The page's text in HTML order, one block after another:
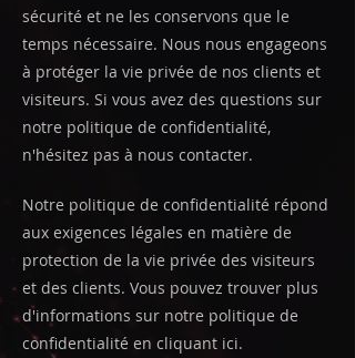
sécurité et ne les conservons que le
temps nécessaire. Nous nous engageons
à protéger la vie privée de nos clients et
visiteurs. Si vous avez des questions sur
notre politique de confidentialité,
n'hésitez pas à nous contacter.
Notre politique de confidentialité répond
aux exigences légales en matière de
protection de la vie privée des visiteurs
et des clients. Vous pouvez trouver plus
d'informations sur notre politique de
confidentialité en cliquant ici.